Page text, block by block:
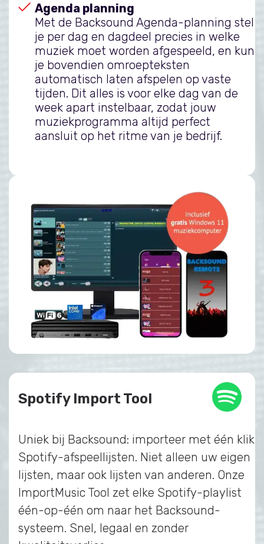
Agenda planning
Met de Backsound Agenda-planning stel
je per dag en dagdeel precies in welke
muziek moet worden afgespeeld, en kun
je bovendien omroepteksten
automatisch laten afspelen op vaste
tijden. Dit alles is voor elke dag van de
week apart instelbaar, zodat jouw
muziekprogramma altijd perfect
aansluit op het ritme van je bedrijf.
Spotify Import Tool
Uniek bij Backsound: importeer met één klik
Spotify-afspeellijsten. Niet alleen uw eigen
lijsten, maar ook lijsten van anderen. Onze
ImportMusic Tool zet elke Spotify-playlist
één-op-één om naar het Backsound-
systeem. Snel, legaal en zonder